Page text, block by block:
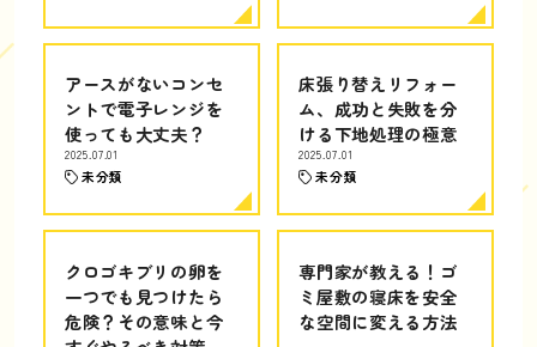
アースがないコンセ
ントで電子レンジを
使っても大丈夫？
2025.07.01
未分類
床張り替えリフォー
ム、成功と失敗を分
ける下地処理の極意
2025.07.01
未分類
クロゴキブリの卵を
一つでも見つけたら
危険？その意味と今
専門家が教える！ゴ
ミ屋敷の寝床を安全
な空間に変える方法